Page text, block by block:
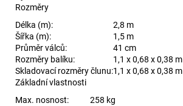
Rozměry
Délka (m):
2,8 m
Šířka (m):
1,5 m
Průměr válců:
41 cm
Rozměry balíku:
1,1 x 0,68 x 0,38 m
Skladovací rozměry člunu:1,1 x 0,68 x 0,38 m
Základní vlastnosti
Max. nosnost:
258 kg